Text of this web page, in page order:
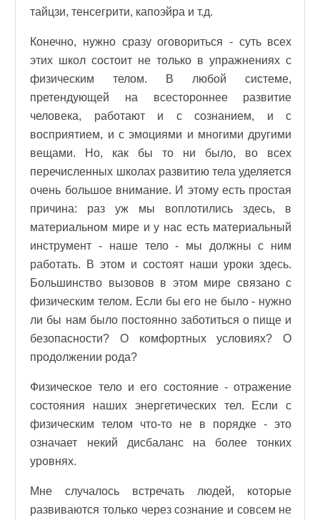
тайцзи, тенсегрити, капоэйра и т.д.
Конечно, нужно сразу оговориться - суть всех
этих школ состоит не только в упражнениях с
физическим телом. В любой системе,
претендующей на всестороннее развитие
человека, работают и с сознанием, и с
восприятием, и с эмоциями и многими другими
вещами. Но, как бы то ни было, во всех
перечисленных школах развитию тела уделяется
очень большое внимание. И этому есть простая
причина: раз уж мы воплотились здесь, в
материальном мире и у нас есть материальный
инструмент - наше тело - мы должны с ним
работать. В этом и состоят наши уроки здесь.
Большинство вызовов в этом мире связано с
физическим телом. Если бы его не было - нужно
ли бы нам было постоянно заботиться о пище и
безопасности? О комфортных условиях? О
продолжении рода?
Физическое тело и его состояние - отражение
состояния наших энергетических тел. Если с
физическим телом что-то не в порядке - это
означает некий дисбаланс на более тонких
уровнях.
Мне случалось встречать людей, которые
развиваются только через сознание и совсем не